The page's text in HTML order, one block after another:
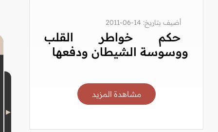
أضيف بتاريخ: 14-06-2011
حكم خواطر القلب
ووسوسة الشيطان ودفعها
مشاهدة المزيد